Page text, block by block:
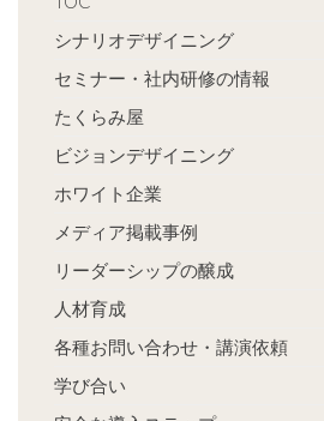
シナリオデザイニング
セミナー・社内研修の情報
たくらみ屋
ビジョンデザイニング
ホワイト企業
メディア掲載事例
リーダーシップの醸成
人材育成
各種お問い合わせ・講演依頼
学び合い